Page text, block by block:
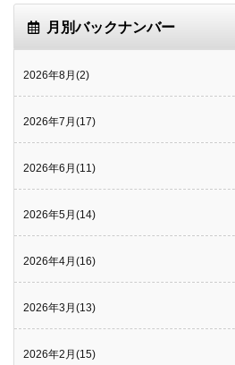
月別バックナンバー
2026年8月(2)
2026年7月(17)
2026年6月(11)
2026年5月(14)
2026年4月(16)
2026年3月(13)
2026年2月(15)